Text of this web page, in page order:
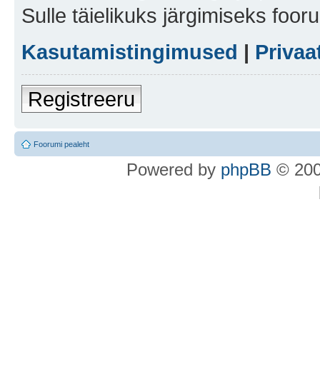
Sulle täielikuks järgimiseks
Kasutamistingimused |
Registreeru
Foorumi pealeht
Powered by phpBB ©